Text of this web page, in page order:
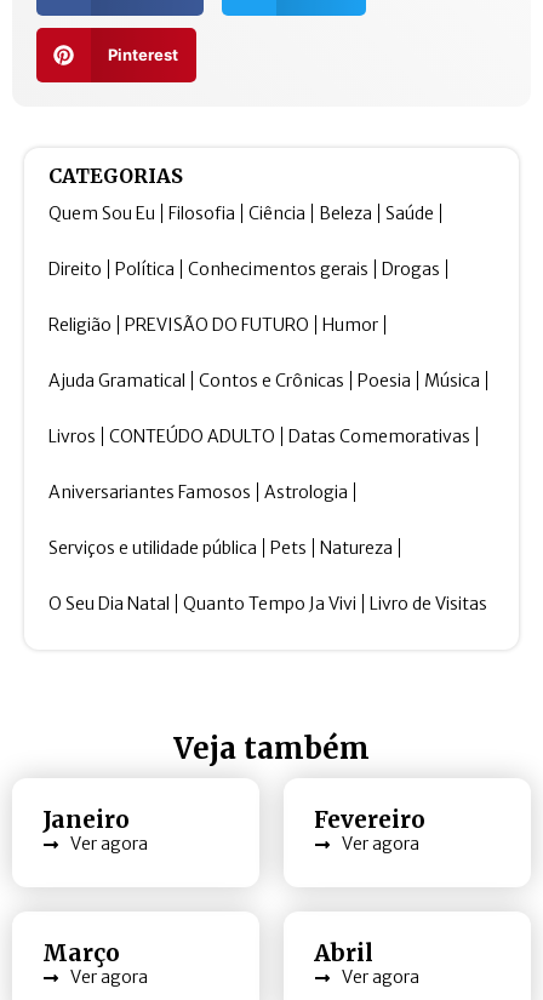
Pinterest
CATEGORIAS
Quem Sou Eu Filosofia Ciência Beleza Saúde
Direito Política Conhecimentos gerais Drogas
Religião PREVISÃO DO FUTURO Humor
Ajuda Gramatical Contos e Crônicas Poesia Música
Livros CONTEÚDO ADULTO Datas Comemorativas
Aniversariantes Famosos Astrologia
Serviços e utilidade pública Pets Natureza
O Seu Dia Natal Quanto Tempo Ja Vivi Livro de Visitas
Veja também
Janeiro
Ver agora
Fevereiro
Ver agora
Março
Ver agora
Abril
Ver agora